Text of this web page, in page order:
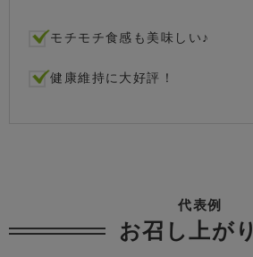
モチモチ食感も美味しい♪
健康維持に大好評！
代表例
お召し上が